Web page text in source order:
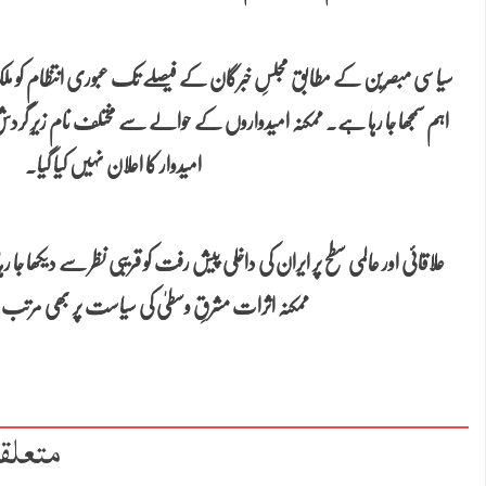
سیاسی مبصرین کے مطابق مجلسِ خبرگان کے فیصلے تک عبوری انتظام کو
اہم سمجھا جا رہا ہے۔ ممکنہ امیدواروں کے حوالے سے مختلف نام زیرِ
امیدوار کا اعلان نہیں کیا گیا۔
علاقائی اور عالمی سطح پر ایران کی داخلی پیش رفت کو قریبی نظر سے دیکھا
ممکنہ اثرات مشرقِ وسطیٰ کی سیاست پر بھی مرتب